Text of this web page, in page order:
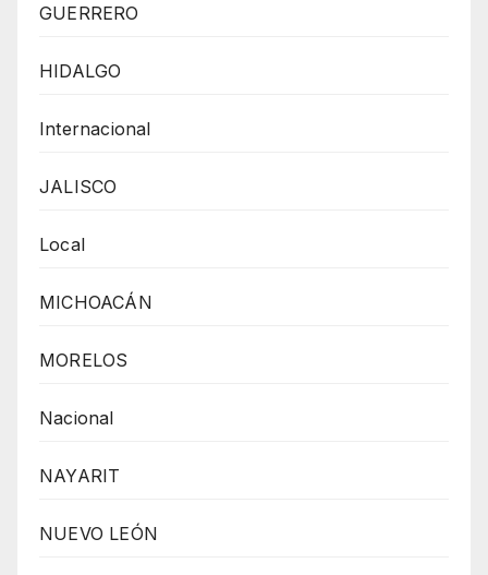
GUERRERO
HIDALGO
Internacional
JALISCO
Local
MICHOACÁN
MORELOS
Nacional
NAYARIT
NUEVO LEÓN